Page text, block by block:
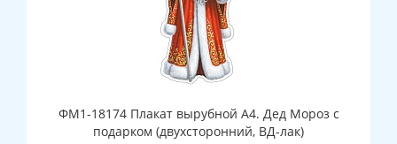
ФМ1-18174 Плакат вырубной А4. Дед Мороз с
подарком (двухсторонний, ВД-лак)